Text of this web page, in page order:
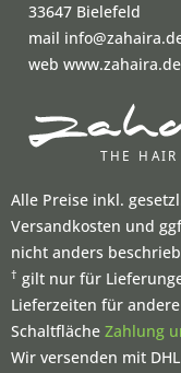
33647 Bielefeld
mail
web www.zahaira.de
Alle Preise inkl.
Versandkosten und
nicht anders
† gilt nur für
Lieferzeiten für
Schaltfläche Zahlung
Wir versenden mit